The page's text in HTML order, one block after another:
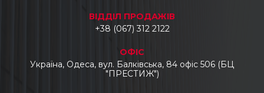
Промисловий демонтаж
Промислові топпінгові підлоги
металоконструкцій
ВІДДІЛ ПРОДАЖІВ
+38 (067) 312 2122
ОФІС
Україна, Одеса, вул. Балківська, 84 офіс 506 (БЦ
"ПРЕСТИЖ")